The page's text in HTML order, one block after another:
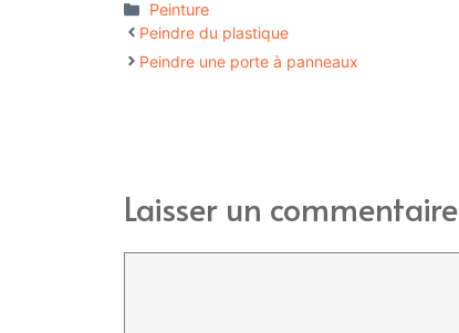
Catégories
Peinture
Peindre du plastique
Peindre une porte à panneaux
Laisser un commentaire